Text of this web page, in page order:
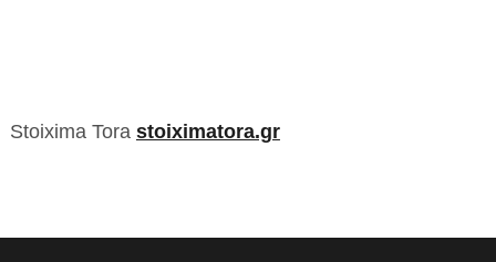
Stoixima Tora stoiximatora.gr